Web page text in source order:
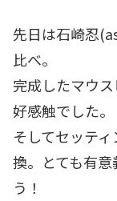
先日は石崎忍
比べ。
完成したマウス
好感触でした。
そしてセッテ
換。とても有
う！